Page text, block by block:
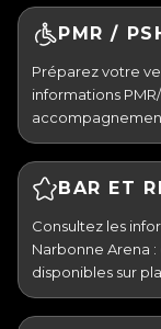
PMR /
Préparez votre
informations
BAR ET
Consultez les
Narbonne Arena
disponibles sur